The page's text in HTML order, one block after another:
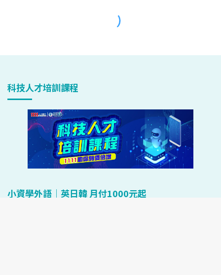
科技人才培訓課程
小資學外語｜英日韓 月付1000元起